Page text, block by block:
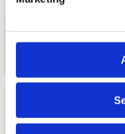
Vision